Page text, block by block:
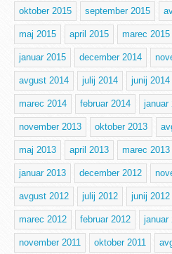
oktober 2015 september 2015
maj 2015 april 2015 marec 2015
januar 2015 december 2014
avgust 2014 julij 2014 junij 2014
marec 2014 februar 2014 januar
november 2013 oktober 2013
maj 2013 april 2013 marec 2013
januar 2013 december 2012
avgust 2012 julij 2012 junij 2012
marec 2012 februar 2012 januar
november 2011 oktober 2011